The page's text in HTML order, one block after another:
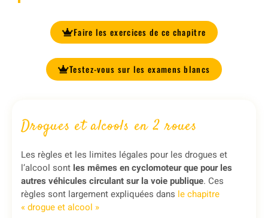
Drogues et alcools en 2 roues
Les règles et les limites légales pour les drogues et
l’alcool sont les mêmes en cyclomoteur que pour les
autres véhicules circulant sur la voie publique. Ces
règles sont largement expliquées dans le chapitre
« drogue et alcool »
Faire les exercices de ce chapitre
Testez-vous sur les examens blancs